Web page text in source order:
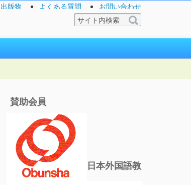
出版物 よくある質問 お問い合わせ
賛助会員
日本外国語教